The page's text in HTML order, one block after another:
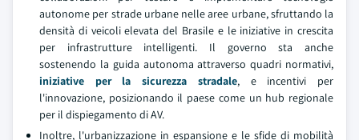
autonome per strade urbane nelle aree urbane, sfruttando la
densità di veicoli elevata del Brasile e le iniziative in crescita
per infrastrutture intelligenti. Il governo sta anche
sostenendo la guida autonoma attraverso quadri normativi,
iniziative per la sicurezza stradale, e incentivi per
l'innovazione, posizionando il paese come un hub regionale
per il dispiegamento di AV.
Inoltre, l'urbanizzazione in espansione e le sfide di mobilità